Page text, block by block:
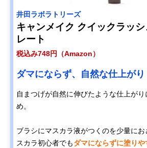
井田ラボラトリーズ
キャンメイク クイックラッ
レート
税込み748円（Amazon）
ダマにならず、自然な仕上がり
自まつげが自然に伸びたような仕上が
め。
ブラシにマスカラ液がつくのを少量に
スカラ初心者でもダマにならずに塗りや